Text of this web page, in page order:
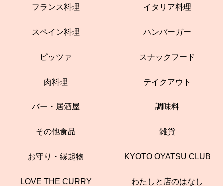
フランス料理 イタリア料理
スペイン料理 ハンバーガー
ピッツァ スナックフード
肉料理 テイクアウト
バー・居酒屋 調味料
その他食品 雑貨
お守り・縁起物 KYOTO OYATSU CLUB
LOVE THE CURRY わたしと店のはなし